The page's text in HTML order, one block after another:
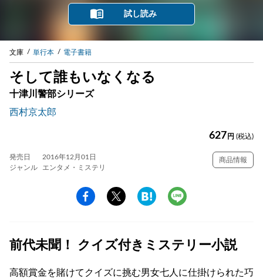
試し読み
文庫 単行本 電子書籍
そして誰もいなくなる
十津川警部シリーズ
西村京太郎
627 円 (税込)
発売日
2016年12月01日
ジャンル
エンタメ・ミステリ
商品情報
前代未聞！ クイズ付きミステリー小説
高額賞金を賭けてクイズに挑む男女七人に仕掛けられた巧